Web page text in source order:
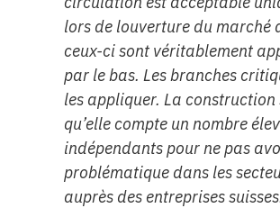
lors de louverture du marché
ceux-ci sont véritablement
par le bas. Les branches
les appliquer. La
qu’elle compte un nombre
indépendants pour ne pas
problématique dans les
auprès des entreprises